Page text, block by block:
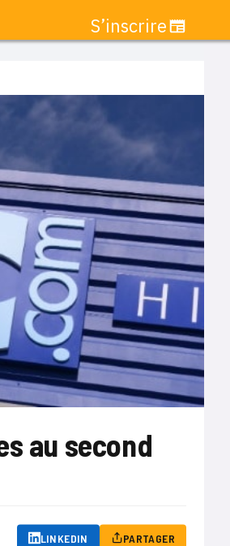
S’inscrire
au second
LINKEDIN PARTAGER